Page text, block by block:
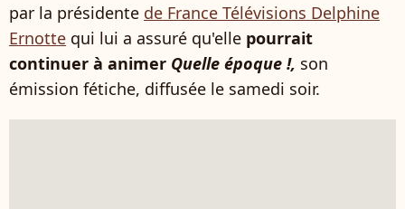
par la présidente de France Télévisions Delphine
Ernotte qui lui a assuré qu'elle pourrait
continuer à animer Quelle époque !, son
émission fétiche, diffusée le samedi soir.